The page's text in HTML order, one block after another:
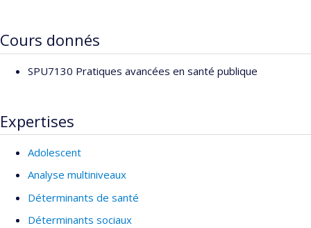
Cours donnés
SPU7130 Pratiques avancées en santé publique
Expertises
Adolescent
Analyse multiniveaux
Déterminants de santé
Déterminants sociaux